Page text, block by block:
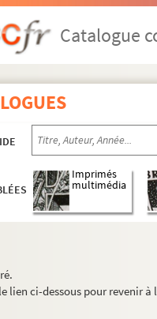
Catalogue
Imprimés
multimédia
lien ci-dessous pour revenir